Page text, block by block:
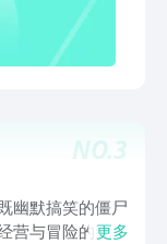
NO.3
幽默搞笑的僵尸
营与冒险的元素
更多